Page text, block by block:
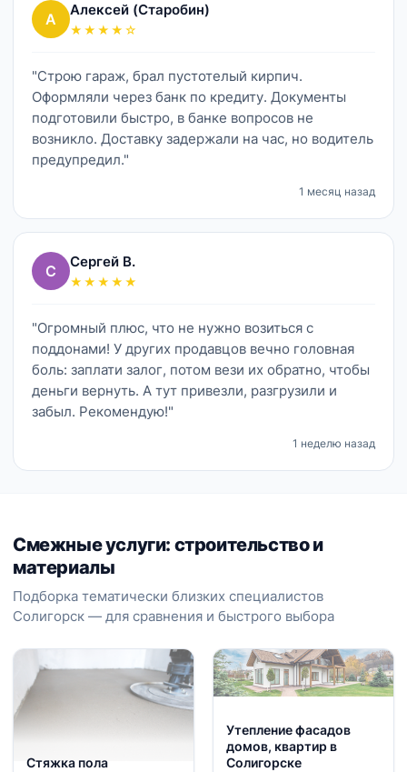
А Алексей (Старобин)
★★★★☆
"Строю гараж, брал пустотелый кирпич.
Оформляли через банк по кредиту. Документы
подготовили быстро, в банке вопросов не
возникло. Доставку задержали на час, но водитель
предупредил."
1 месяц назад
С Сергей В.
★★★★★
"Огромный плюс, что не нужно возиться с
поддонами! У других продавцов вечно головная
боль: заплати залог, потом вези их обратно, чтобы
деньги вернуть. А тут привезли, разгрузили и
забыл. Рекомендую!"
1 неделю назад
Смежные услуги: строительство и
материалы
Подборка тематически близких специалистов
Солигорск — для сравнения и быстрого выбора
Стяжка пола
Утепление фасадов
домов, квартир в
Солигорске